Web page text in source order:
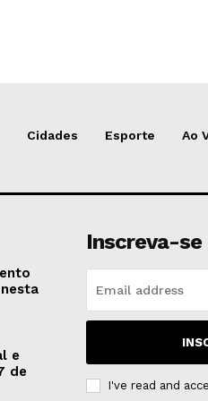
Cidades Esporte Ao
e
de
Inscreva-se
I've read and